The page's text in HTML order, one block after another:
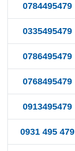
0784495479
0335495479
0786495479
0768495479
0913495479
0931 495 479